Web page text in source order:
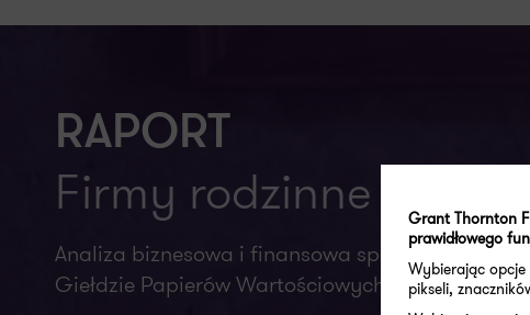
RAPORT
Firmy rodzinne na
Analiza biznesowa i finansowa spółek
Giełdzie Papierów Wartościowych w Warszawie
Grant Thornton
prawidłowego
Wybierając opcje
pikseli,